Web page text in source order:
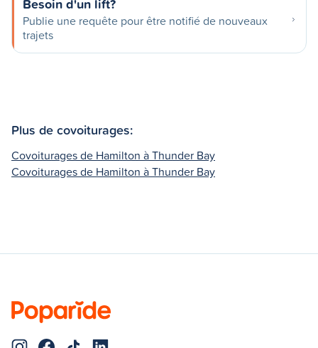
Publie une requête pour être notifié de nouveaux
trajets
Plus de covoiturages:
Covoiturages de Hamilton à Thunder Bay
Covoiturages de Hamilton à Thunder Bay